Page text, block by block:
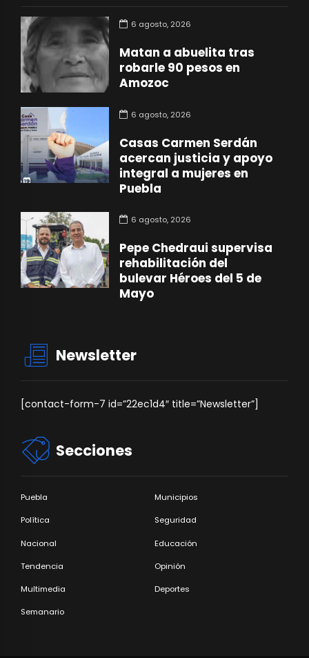
6 agosto, 2026
Matan a abuelita tras
robarle 90 pesos en
Amozoc
6 agosto, 2026
Casas Carmen Serdán
acercan justicia y apoyo
integral a mujeres en
Puebla
6 agosto, 2026
Pepe Chedraui supervisa
rehabilitación del
bulevar Héroes del 5 de
Mayo
Newsletter
[contact-form-7 id=”22ec1d4″ title=”Newsletter”]
Secciones
Puebla Municipios
Política Seguridad
Nacional Educación
Tendencia Opinión
Multimedia Deportes
Semanario